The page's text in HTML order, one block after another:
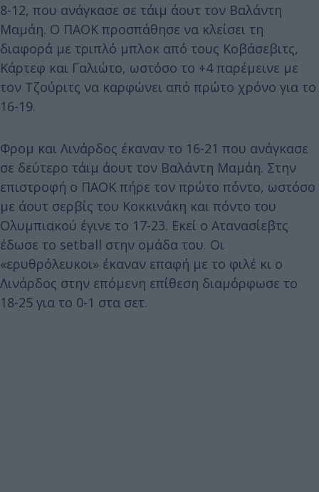
8-12, που ανάγκασε σε τάιμ άουτ τον Βαλάντη
Μαμάη. Ο ΠΑΟΚ προσπάθησε να κλείσει τη
διαφορά με τριπλό μπλοκ από τους Κοβάσεβιτς,
Κάρτεφ και Γαλιώτο, ωστόσο το +4 παρέμεινε με
τον Τζούριτς να καρφώνει από πρώτο χρόνο για το
16-19.
Φρομ και Λινάρδος έκαναν το 16-21 που ανάγκασε
σε δεύτερο τάιμ άουτ τον Βαλάντη Μαμάη. Στην
επιστροφή ο ΠΑΟΚ πήρε τον πρώτο πόντο, ωστόσο
με άουτ σερβίς του Κοκκινάκη και πόντο του
Ολυμπιακού έγινε το 17-23. Εκεί ο Ατανασίεβτς
έδωσε το setball στην ομάδα του. Οι
«ερυθρόλευκοι» έκαναν επαφή με το φιλέ κι ο
Λινάρδος στην επόμενη επίθεση διαμόρφωσε το
18-25 για το 0-1 στα σετ.